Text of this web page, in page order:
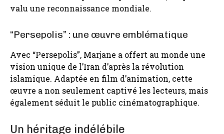
valu une reconnaissance mondiale.
“Persepolis” : une œuvre emblématique
Avec “Persepolis”, Marjane a offert au monde une
vision unique de l’Iran d’après la révolution
islamique. Adaptée en film d’animation, cette
œuvre a non seulement captivé les lecteurs, mais
également séduit le public cinématographique.
Un héritage indélébile